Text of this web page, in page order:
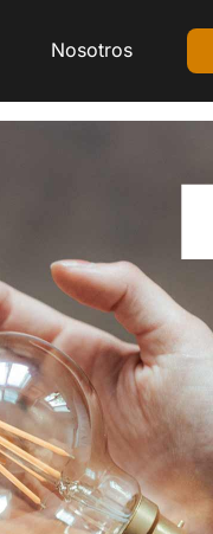
Nosotros